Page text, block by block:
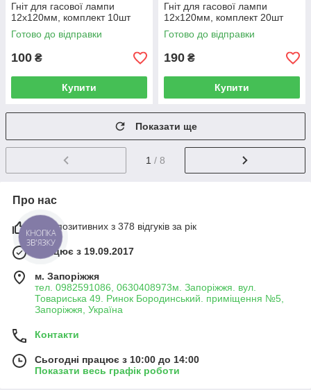
Гніт для гасової лампи
12х120мм, комплект 10шт
Готово до відправки
100 ₴
Купити
Гніт для гасової лампи
12х120мм, комплект 20шт
Готово до відправки
190 ₴
Купити
Показати ще
1 / 8
Про нас
98% позитивних з 378 відгуків за рік
Працює з 19.09.2017
м. Запоріжжя
тел. 0982591086, 0630408973м. Запоріжжя. вул.
Товариська 49. Ринок Бородинський. приміщення №5,
Запоріжжя, Україна
Контакти
Сьогодні працює з 10:00 до 14:00
Показати весь графік роботи
КНОПКА
ЗВ'ЯЗКУ